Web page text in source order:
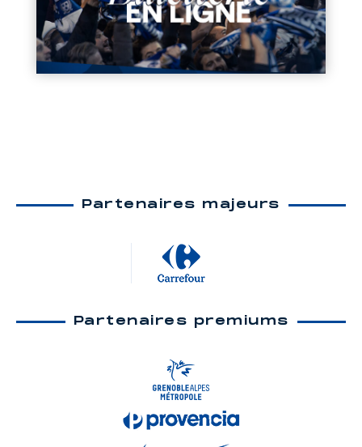
Partenaires majeurs
Partenaires premiums